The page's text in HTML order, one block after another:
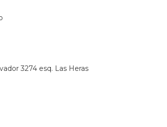
3274 esq. Las Heras